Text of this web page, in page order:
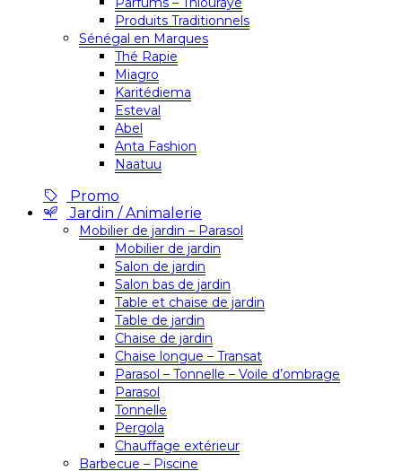
Produits Traditionnels
Sénégal en Marques
Thé Rapie
Miagro
Karitédiema
Esteval
Abel
Anta Fashion
Naatuu
Promo
Jardin / Animalerie
Mobilier de jardin – Parasol
Mobilier de jardin
Salon de jardin
Salon bas de jardin
Table et chaise de jardin
Table de jardin
Chaise de jardin
Chaise longue – Transat
Parasol – Tonnelle – Voile d’ombrage
Parasol
Tonnelle
Pergola
Chauffage extérieur
Barbecue – Piscine